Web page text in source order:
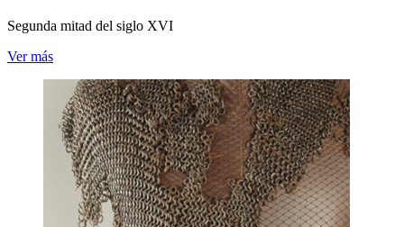
Segunda mitad del siglo XVI
Ver más